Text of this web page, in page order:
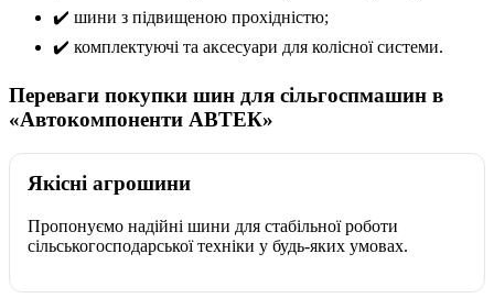
✔️ шини з підвищеною прохідністю;
✔️ комплектуючі та аксесуари для колісної системи.
Переваги покупки шин для сільгоспмашин в
«Автокомпоненти АВТЕК»
Якісні агрошини
Пропонуємо надійні шини для стабільної роботи
сільськогосподарської техніки у будь-яких умовах.